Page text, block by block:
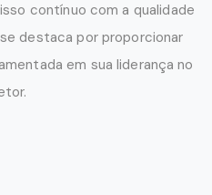
contínuo com a qualidade
destaca por proporcionar
em sua liderança no